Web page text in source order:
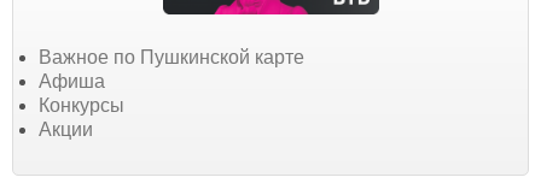
Важное по Пушкинской карте
Афиша
Конкурсы
Акции